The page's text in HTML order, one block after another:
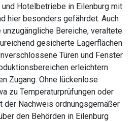
Hotelbetriebe in Eilenburg mit
hier besonders gefährdet. Auch
Bereiche, veraltete
gesicherte Lagerflächen
Türen und Fenster
erleichtern
Zugang. Ohne lückenlose
zu Temperaturprüfungen oder
der Nachweis ordnungsgemäßer
den Behörden in Eilenburg